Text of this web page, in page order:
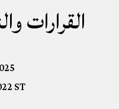
القرارات
ST